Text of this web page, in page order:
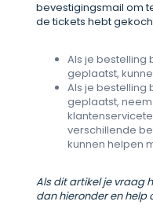
bevestigingsmail om
de tickets hebt
Als je bestelling
geplaatst,
Als je bestelling
geplaatst,
verschillende
kunnen helpen
Als dit artikel je vraag
dan hieronder en help